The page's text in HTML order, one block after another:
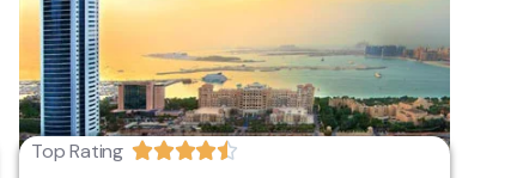
Top Rating 